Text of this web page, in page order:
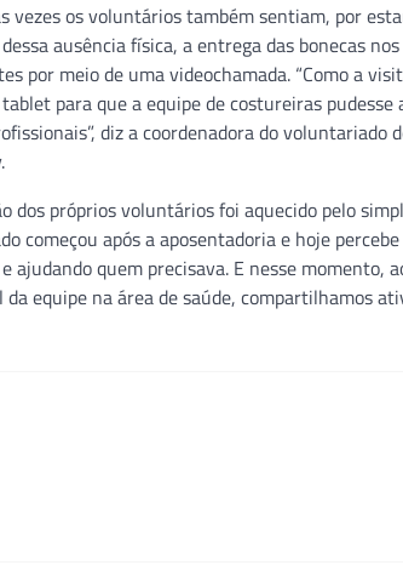
os voluntários também sentiam, por
ausência física, a entrega das bonecas
por meio de uma videochamada. “Como a
para que a equipe de costureiras
diz a coordenadora do
dos próprios voluntários foi aquecido pelo
começou após a aposentadoria e hoje
ajudando quem precisava. E nesse
equipe na área de saúde, compartilhamos